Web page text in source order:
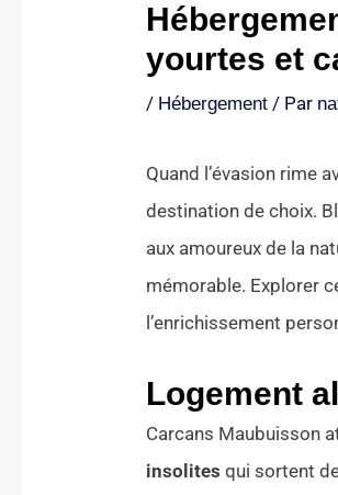
yourtes et
/ Hébergement / Par
Quand l’évasion rime
destination de choix.
aux amoureux de la
mémorable. Explorer
l’enrichissement
Logement
Carcans Maubuisson
insolites qui sortent